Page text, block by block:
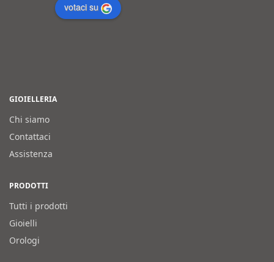
votaci su
GIOIELLERIA
Chi siamo
Contattaci
Assistenza
PRODOTTI
Tutti i prodotti
Gioielli
Orologi